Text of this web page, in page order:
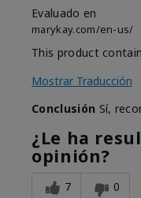
Evaluado en
marykay.com/en-us/
This product
Mostrar Traducción
Conclusión Sí,
¿Le ha
opinión?
7 0